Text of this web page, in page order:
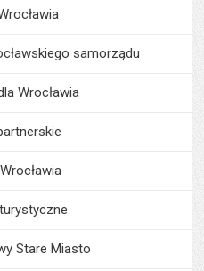
samorządu
Wrocławia
Stare Miasto